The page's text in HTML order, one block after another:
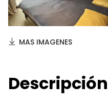
MAS IMAGENES
Descripción